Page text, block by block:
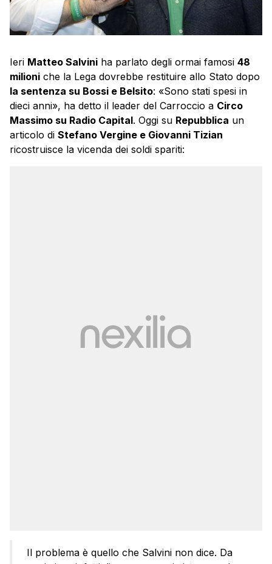
Ieri Matteo Salvini ha parlato degli ormai famosi 48
milioni che la Lega dovrebbe restituire allo Stato dopo
la sentenza su Bossi e Belsito: «Sono stati spesi in
dieci anni», ha detto il leader del Carroccio a Circo
Massimo su Radio Capital. Oggi su Repubblica un
articolo di Stefano Vergine e Giovanni Tizian
ricostruisce la vicenda dei soldi spariti:
Il problema è quello che Salvini non dice. Da